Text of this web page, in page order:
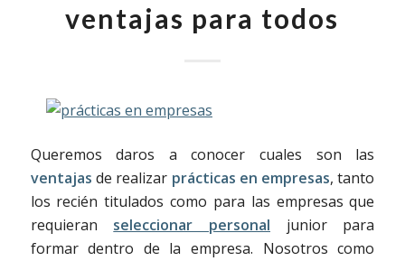
ventajas para todos
Queremos daros a conocer cuales son las
ventajas de realizar prácticas en empresas, tanto
los recién titulados como para las empresas que
requieran seleccionar personal
junior para
formar dentro de la empresa. Nosotros como